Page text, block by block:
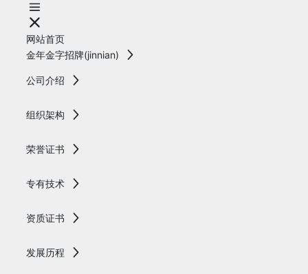
网站首页
金年金字招牌(jinnian)
公司介绍
组织架构
荣誉证书
专有技术
资质证书
发展历程